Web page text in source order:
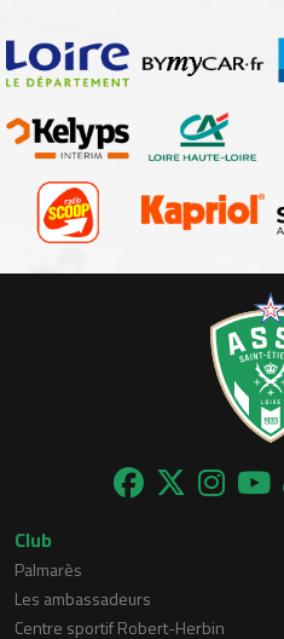
Club
Palmarès
Les ambassadeurs
Centre sportif Robert-Herbin